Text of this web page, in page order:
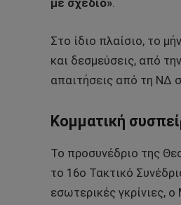
με σχέδιο».
Στο ίδιο πλαίσιο, το
και δεσμεύσεις, από
απαιτήσεις από τη ΝΔ
Κομματική
Το προσυνέδριο της
το 16ο Τακτικό
εσωτερικές γκρίνιες,